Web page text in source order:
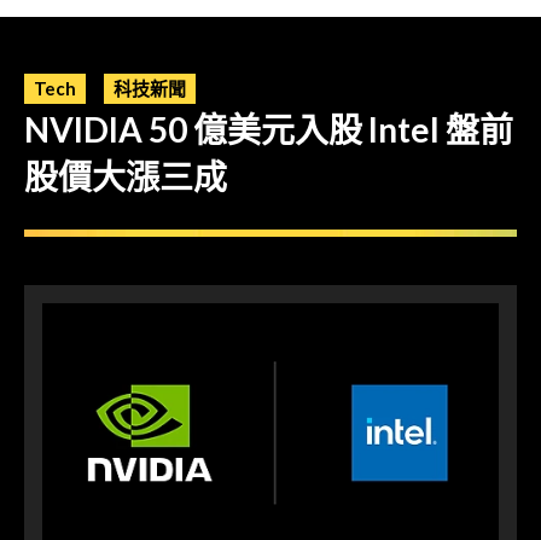
Tech 科技新聞
NVIDIA 50 億美元入股 Intel 盤前
股價大漲三成